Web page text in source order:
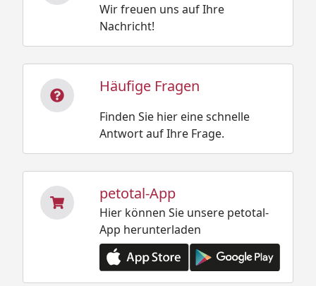
Wir freuen uns auf Ihre
Nachricht!
Häufige Fragen
Finden Sie hier eine schnelle
Antwort auf Ihre Frage.
petotal-App
Hier können Sie unsere petotal-
App herunterladen